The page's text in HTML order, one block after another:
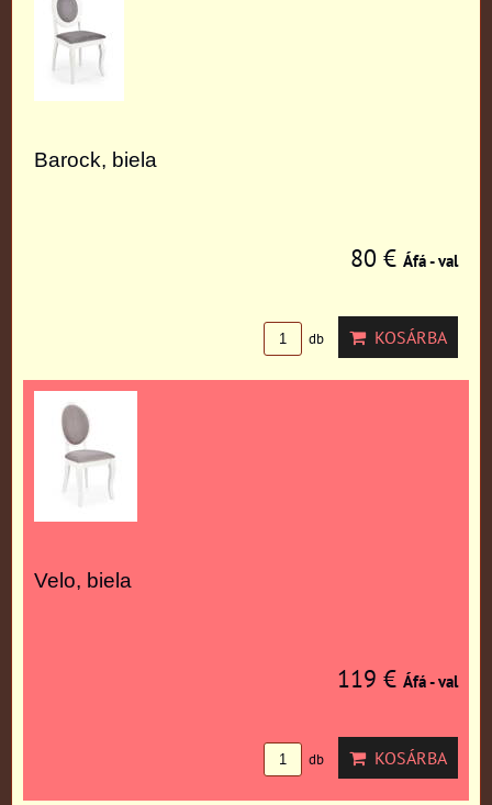
Barock, biela
80 € Áfá - val
db KOSÁRBA
Velo, biela
119 € Áfá - val
db KOSÁRBA